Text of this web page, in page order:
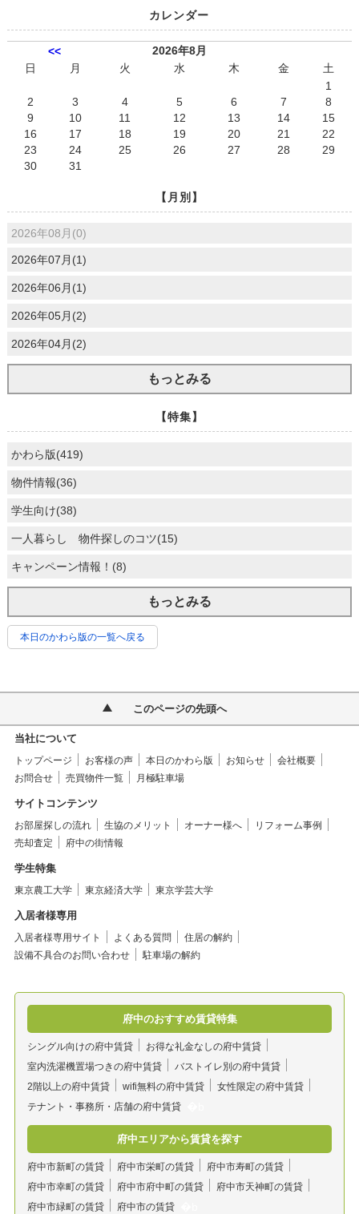
カレンダー
<<
2026年8月
日
月 火 水 木 金
土
1
2
3 4 5 6 7
8
9
10 11 12 13 14
15
16
17 18 19 20 21
22
23
24 25 26 27 28
29
30
31
【月別】
2026年08月(0)
2026年07月(1)
2026年06月(1)
2026年05月(2)
2026年04月(2)
もっとみる
【特集】
かわら版(419)
物件情報(36)
学生向け(38)
一人暮らし 物件探しのコツ(15)
キャンペーン情報！(8)
もっとみる
本日のかわら版の一覧へ戻る
このページの先頭へ
当社について
トップページ お客様の声 本日のかわら版 お知らせ
会社概要
お問合せ
売買物件一覧 月極駐車場
サイトコンテンツ
お部屋探しの流れ 生協のメリット オーナー様へ
リフォーム事例
売却査定
府中の街情報
学生特集
東京農工大学 東京経済大学 東京学芸大学
入居者様専用
入居者様専用サイト よくある質問
住居の解約
設備不具合のお問い合わせ
駐車場の解約
府中のおすすめ賃貸特集
シングル向けの府中賃貸
お得な礼金なしの府中賃貸
室内洗濯機置場つきの府中賃貸
バストイレ別の府中賃貸
2階以上の府中賃貸
wifi無料の府中賃貸
女性限定の府中賃貸
テナント・事務所・店舗の府中賃貸
府中エリアから賃貸を探す
府中市新町の賃貸 府中市栄町の賃貸
府中市寿町の賃貸
府中市幸町の賃貸
府中市府中町の賃貸
府中市天神町の賃貸
府中市緑町の賃貸
府中市の賃貸